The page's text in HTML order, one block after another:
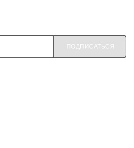
ПОДПИСАТЬСЯ